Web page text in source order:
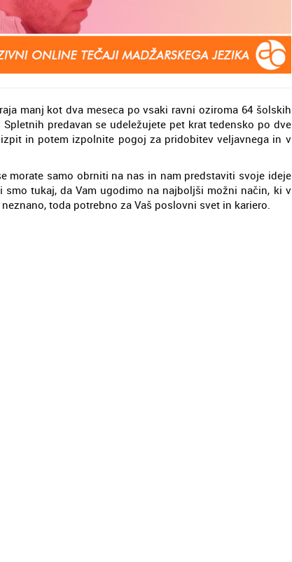
manj kot dva meseca po vsaki ravni oziroma 64 šolskih
predavan se udeležujete pet krat tedensko po dve
in potem izpolnite pogoj za pridobitev veljavnega in v
morate samo obrniti na nas in nam predstaviti svoje ideje
smo tukaj, da Vam ugodimo na najboljši možni način, ki v
toda potrebno za Vaš poslovni svet in kariero.